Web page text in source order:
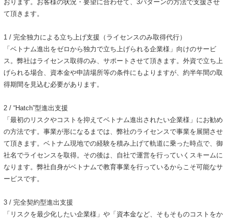
おります。お客様の状況・要望に合わせて、3パターンの方法で支援させ
て頂きます。
1 / 完全独力による立ち上げ支援（ライセンスのみ取得代行）
「ベトナム進出をゼロから独力で立ち上げられる企業様」向けのサービ
ス。弊社はライセンス取得のみ、サポートさせて頂きます。外資で立ち上
げられる場合、資本金や申請場所等の条件にもよりますが、約半年間の取
得期間を見込む必要があります。
2 / “Hatch”型進出支援
「最初のリスクやコストを抑えてベトナム進出されたい企業様」にお勧め
の方法です。事業が形になるまでは、弊社のライセンスで事業を展開させ
て頂きます。ベトナム現地での経験を積み上げて軌道に乗った時点で、御
社名でライセンスを取得。その後は、自社で運営を行っていくスキームに
なります。弊社自身がベトナムで教育事業を行っているからこそ可能なサ
ービスです。
3 / 完全契約型進出支援
「リスクを最少化したい企業様」や「資本金など、そもそものコストをか